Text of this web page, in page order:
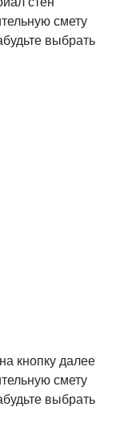
смету
выбрать
кнопку далее
смету
выбрать